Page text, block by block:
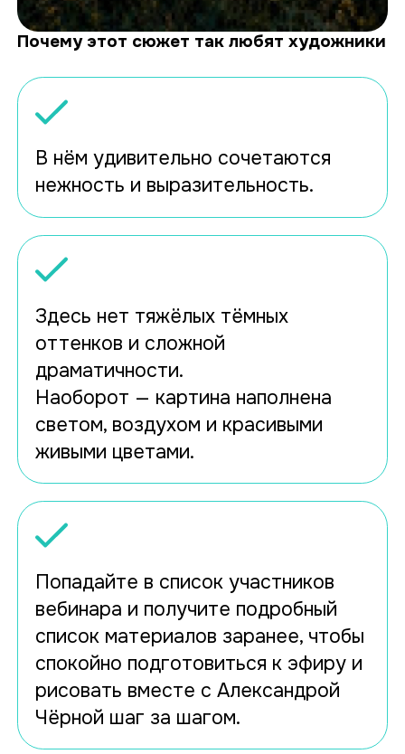
Почему этот сюжет так любят художники
В нём удивительно сочетаются
нежность и выразительность.
Здесь нет тяжёлых тёмных
оттенков и сложной
драматичности.
Наоборот — картина наполнена
светом, воздухом и красивыми
живыми цветами.
Попадайте в список участников
вебинара и получите подробный
список материалов заранее, чтобы
спокойно подготовиться к эфиру и
рисовать вместе с Александрой
Чёрной шаг за шагом.